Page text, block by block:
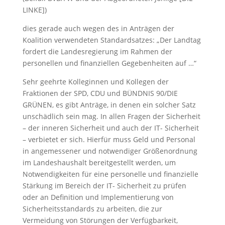
LINKE])
dies gerade auch wegen des in Anträgen der
Koalition verwendeten Standardsatzes: „Der Landtag
fordert die Landesregierung im Rahmen der
personellen und finanziellen Gegebenheiten auf …“
Sehr geehrte Kolleginnen und Kollegen der
Fraktionen der SPD, CDU und BÜNDNIS 90/DIE
GRÜNEN, es gibt Anträge, in denen ein solcher Satz
unschädlich sein mag. In allen Fragen der Sicherheit
– der inneren Sicherheit und auch der IT- Sicherheit
– verbietet er sich. Hierfür muss Geld und Personal
in angemessener und notwendiger Größenordnung
im Landeshaushalt bereitgestellt werden, um
Notwendigkeiten für eine personelle und finanzielle
Stärkung im Bereich der IT- Sicherheit zu prüfen
oder an Definition und Implementierung von
Sicherheitsstandards zu arbeiten, die zur
Vermeidung von Störungen der Verfügbarkeit,